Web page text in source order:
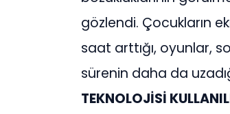
gözlendi. Çocukların
saat arttığı, oyunlar,
sürenin daha da
TEKNOLOJİSİ